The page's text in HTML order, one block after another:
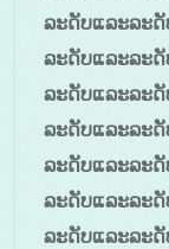
ລະດັບແລະລະ
ລະດັບແລະລະ
ລະດັບແລະລະ
ລະດັບແລະລະ
ລະດັບແລະລະ
ລະດັບແລະລະ
ລະດັບແລະລະ